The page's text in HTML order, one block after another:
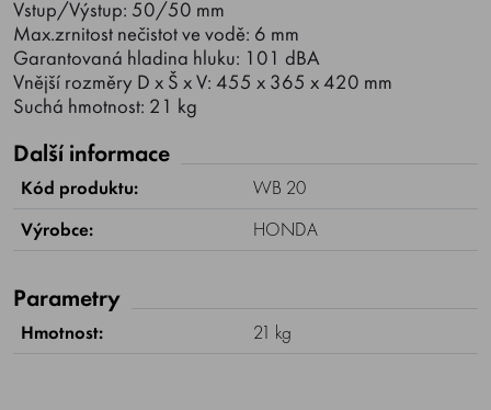
Vstup/Výstup: 50/50 mm
Max.zrnitost nečistot ve vodě: 6 mm
Garantovaná hladina hluku: 101 dBA
Vnější rozměry D x Š x V: 455 x 365 x 420 mm
Suchá hmotnost: 21 kg
Další informace
Kód produktu:
WB 20
Výrobce:
HONDA
Parametry
Hmotnost: 21 kg